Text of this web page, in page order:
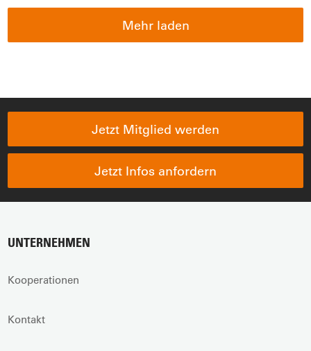
Mehr laden
Jetzt Mitglied werden
Jetzt Infos anfordern
UNTERNEHMEN
Kooperationen
Kontakt